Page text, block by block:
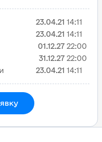
23.04.21 14:11
23.04.21 14:11
01.12.27 22:00
31.12.27 22:00
23.04.21 14:11